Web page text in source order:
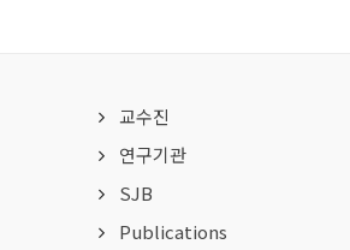
교수진
연구기관
SJB
Publications